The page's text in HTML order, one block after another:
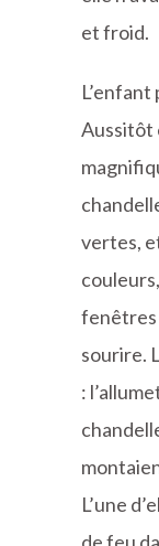
et froid.
Aussitôt
vertes,
fenêtres
sourire.
:
L’une